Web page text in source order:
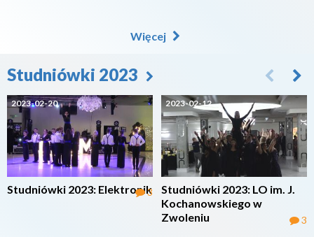
Więcej
Studniówki 2023
2023-02-20
Studniówki 2023: Elektronik
3
2023-02-12
Studniówki 2023: LO im. J.
Kochanowskiego w
Zwoleniu
3